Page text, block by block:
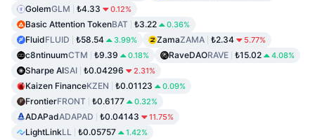
GolemGLM ₺4.33 0.12%
Basic Attention TokenBAT ₺3.22 0.36%
FluidFLUID ₺58.54 3.99% ZamaZAMA ₺2.34 5.77%
c8ntinuumCTM ₺9.39 0.18% RaveDAORAVE ₺15.02 4.08%
Sharpe AISAI ₺0.04296 2.31%
Kaizen FinanceKZEN ₺0.01123 0.09%
FrontierFRONT ₺0.6177 0.32%
ADAPadADAPAD ₺0.04143 11.75%
LightLinkLL ₺0.05757 1.42%